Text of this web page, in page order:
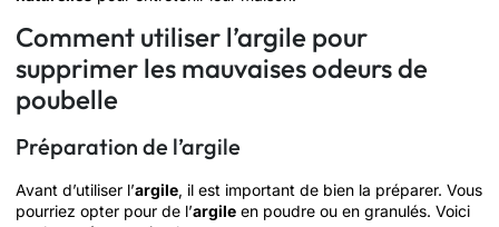
Comment utiliser l’argile pour
supprimer les mauvaises odeurs de
poubelle
Préparation de l’argile
Avant d’utiliser l’argile, il est important de bien la préparer. Vous
pourriez opter pour de l’argile en poudre ou en granulés. Voici